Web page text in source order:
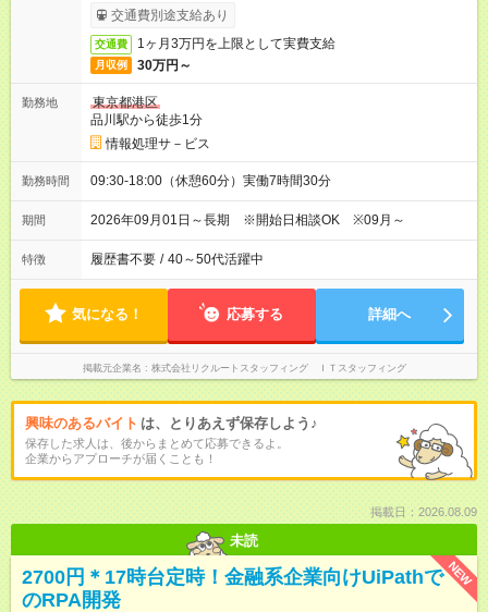
与即受取りサービス利用可（利用条件有）
交通費別途支給あり
交通費 1ヶ月3万円を上限として実費支給
月収例 30万円～
勤務地
東京都港区
品川駅から徒歩1分
情報処理サ－ビス
勤務時間 09:30-18:00（休憩60分）実働7時間30分
期間 2026年09月01日～長期 ※開始日相談OK ※09月～
特徴 履歴書不要 / 40～50代活躍中
気になる！ 応募する 詳細へ
掲載元企業名 株式会社リクルートスタッフィング ＩＴスタッフィング
興味のあるバイト は、とりあえず保存しよう♪
保存した求人は、後からまとめて応募できるよ。
企業からアプローチが届くことも！
掲載日：2026.08.09
未読
NEW
2700円＊17時台定時！金融系企業向けUiPathで
のRPA開発